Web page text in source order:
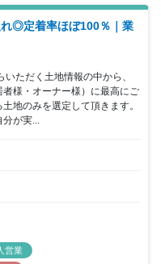
◎定着率ほぼ100％｜業
者様・オーナー様）に最高にご
地のみを選定して頂きます。
分が実...
営業